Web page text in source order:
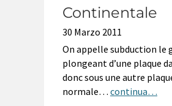
Continentale
30 Marzo 2011
On appelle subduction le
plongeant d’une plaque
donc sous une autre
normale… continua…